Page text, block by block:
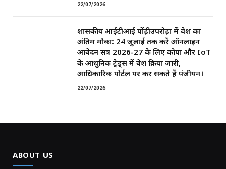
22/07/2026
शासकीय आईटीआई पोंड़ीउपरोड़ा में प्रवेश का
अंतिम मौका: 24 जुलाई तक करें ऑनलाइन
आवेदन सत्र 2026-27 के लिए कोपा और IoT
के आधुनिक ट्रेड्स में प्रवेश प्रक्रिया जारी,
आधिकारिक पोर्टल पर कर सकते हैं पंजीयन।
22/07/2026
ABOUT US